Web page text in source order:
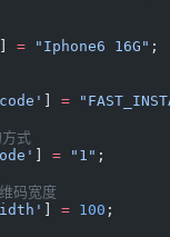
= "Iphone6 16G" ;
=
式
= "1" ;
码宽度
= 100 ;